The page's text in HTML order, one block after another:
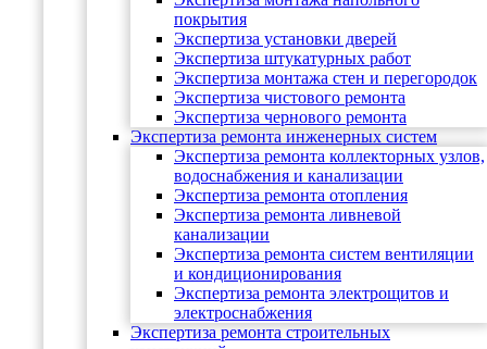
покрытия
Экспертиза установки дверей
Экспертиза штукатурных работ
Экспертиза монтажа стен и перегородок
Экспертиза чистового ремонта
Экспертиза чернового ремонта
Экспертиза ремонта инженерных систем
Экспертиза ремонта коллекторных узлов,
водоснабжения и канализации
Экспертиза ремонта отопления
Экспертиза ремонта ливневой
канализации
Экспертиза ремонта систем вентиляции
и кондиционирования
Экспертиза ремонта электрощитов и
электроснабжения
Экспертиза ремонта строительных